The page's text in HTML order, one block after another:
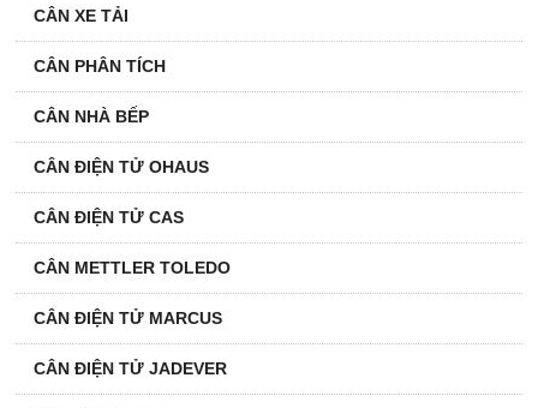
CÂN XE TẢI
CÂN PHÂN TÍCH
CÂN NHÀ BẾP
CÂN ĐIỆN TỬ OHAUS
CÂN ĐIỆN TỬ CAS
CÂN METTLER TOLEDO
CÂN ĐIỆN TỬ MARCUS
CÂN ĐIỆN TỬ JADEVER